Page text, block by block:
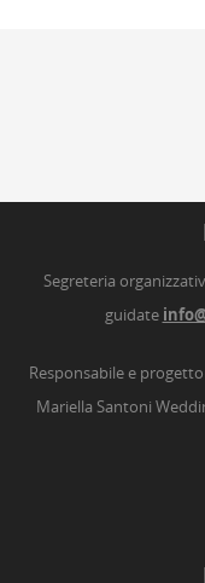
Segreteria
guidate
Responsabile e
Mariella Santoni